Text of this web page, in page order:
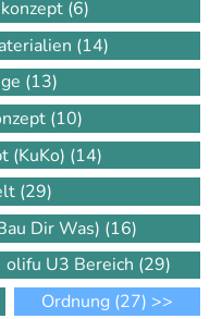
(6)
(14)
(13)
(10)
(KuKo) (14)
(29)
Dir Was) (16)
olifu U3 Bereich (29)
Ordnung (27) >>